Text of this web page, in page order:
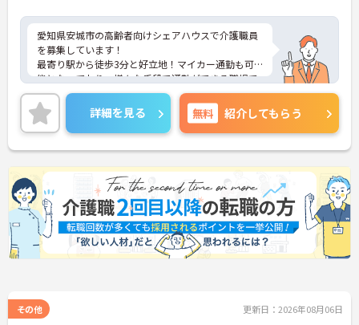
愛知県安城市の高齢者向けシェアハウスで介護職員
を募集しています！
最寄り駅から徒歩3分と好立地！マイカー通勤も可
能となっており、様々な手段で通勤ができる職場で
す◎週1日からの勤務となっており、無理なく働け
るのも嬉しいポイントです♪資格取得支援制度もあ
り、スキルアップもできます！
ご興味のある方は、面接のポイントをお伝えします
のでお気軽にご連絡ください！
詳細を見る 無料 紹介してもらう
その他 更新日：2026年08月06日